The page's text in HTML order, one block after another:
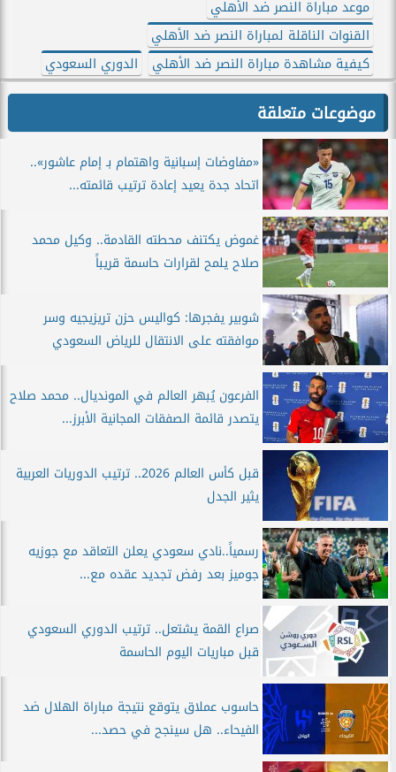
موعد مباراة النصر ضد الأهلي
القنوات الناقلة لمباراة النصر ضد الأهلي
كيفية مشاهدة مباراة النصر ضد الأهلي
الدوري السعودي
موضوعات متعلقة
«مفاوضات إسبانية واهتمام بـ إمام عاشور»..
اتحاد جدة يعيد إعادة ترتيب قائمته...
غموض يكتنف محطته القادمة.. وكيل محمد
صلاح يلمح لقرارات حاسمة قريباً
شوبير يفجرها: كواليس حزن تريزيجيه وسر
موافقته على الانتقال للرياض السعودي
الفرعون يُبهر العالم في المونديال.. محمد صلاح
يتصدر قائمة الصفقات المجانية الأبرز...
قبل كأس العالم 2026.. ترتيب الدوريات العربية
يثير الجدل
رسمياً..نادي سعودي يعلن التعاقد مع جوزيه
جوميز بعد رفض تجديد عقده مع...
صراع القمة يشتعل.. ترتيب الدوري السعودي
قبل مباريات اليوم الحاسمة
حاسوب عملاق يتوقع نتيجة مباراة الهلال ضد
الفيحاء.. هل سينجح في حصد...